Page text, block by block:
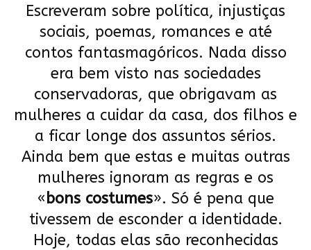
Escreveram sobre política, injustiças
sociais, poemas, romances e até
contos fantasmagóricos. Nada disso
era bem visto nas sociedades
conservadoras, que obrigavam as
mulheres a cuidar da casa, dos filhos e
a ficar longe dos assuntos sérios.
Ainda bem que estas e muitas outras
mulheres ignoram as regras e os
« bons costumes». Só é pena que
tivessem de esconder a identidade.
Hoje, todas elas são reconhecidas